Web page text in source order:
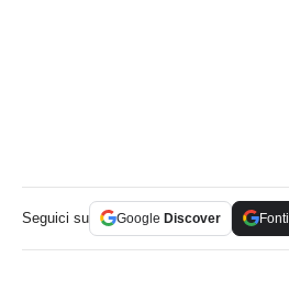
Seguici su Google Discover Fonti